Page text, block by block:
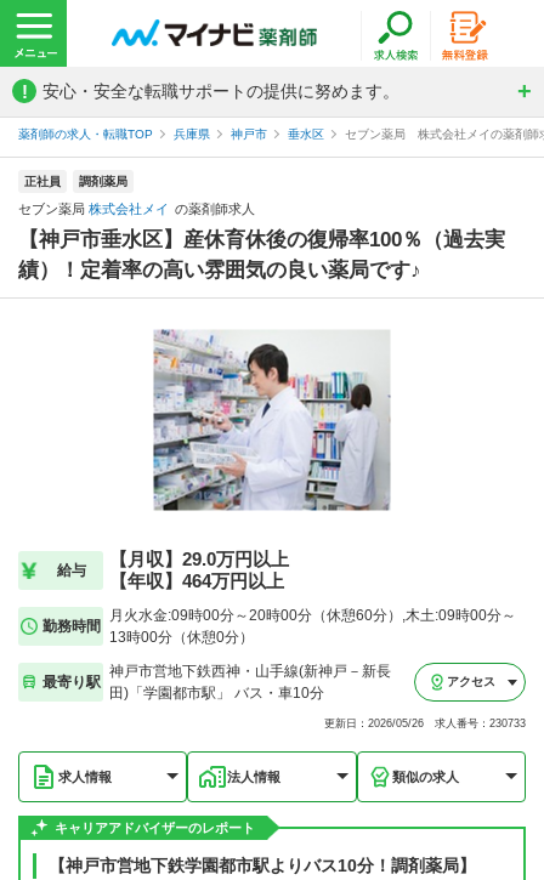
! 安心・安全な転職サポートの提供に努めます。
薬剤師の求人・転職TOP 兵庫県 神戸市 垂水区 セブン薬局 株式会社メイの薬剤師
正社員 調剤薬局
セブン薬局 株式会社メイ の薬剤師求人
【神戸市垂水区】産休育休後の復帰率100％（過去実
績）！定着率の高い雰囲気の良い薬局です♪
給与
【月収】29.0万円以上
【年収】464万円以上
勤務時間
月火水金:09時00分～20時00分（休憩60分）,木土:09時00分～
13時00分（休憩0分）
最寄り駅
神戸市営地下鉄西神・山手線(新神戸－新長
田)「学園都市駅」 バス・車10分
アクセス
更新日：2026/05/26 求人番号：230733
求人情報 法人情報 類似の求人
キャリアアドバイザーのレポート
【神戸市営地下鉄学園都市駅よりバス10分！調剤薬局】